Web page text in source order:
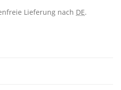
Lieferung nach DE.